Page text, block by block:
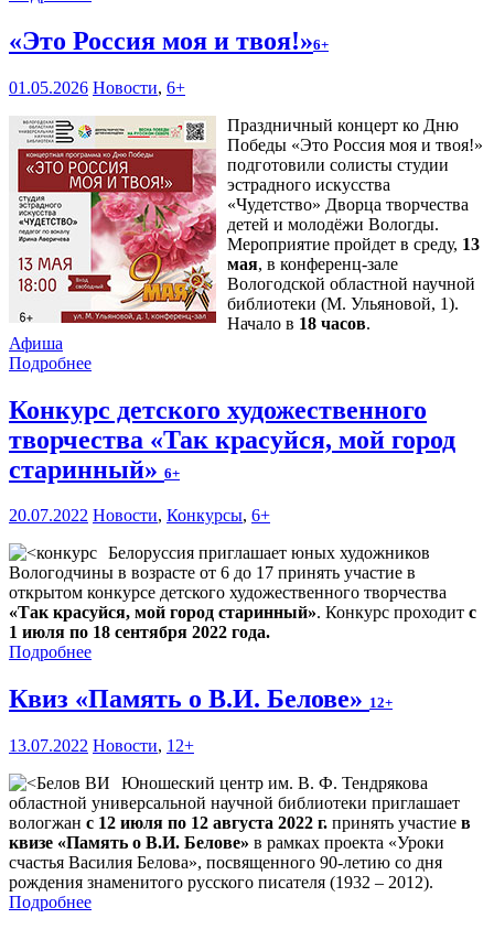
«Это Россия моя и твоя!»6+
01.05.2026 Новости, 6+
Праздничный концерт ко Дню
Победы «Это Россия моя и твоя!»
подготовили солисты студии
эстрадного искусства
«Чудетство» Дворца творчества
детей и молодёжи Вологды.
Мероприятие пройдет в среду, 13
мая, в конференц-зале
Вологодской областной научной
библиотеки (М. Ульяновой, 1).
Начало в 18 часов.
Афиша
Подробнее
Конкурс детского художественного
творчества «Так красуйся, мой город
старинный» 6+
20.07.2022 Новости, Конкурсы, 6+
Белоруссия приглашает юных художников
Вологодчины в возрасте от 6 до 17 принять участие в
открытом конкурсе детского художественного творчества
«Так красуйся, мой город старинный». Конкурс проходит с
1 июля по 18 сентября 2022 года.
Подробнее
Квиз «Память о В.И. Белове» 12+
13.07.2022 Новости, 12+
Юношеский центр им. В. Ф. Тендрякова
областной универсальной научной библиотеки приглашает
вологжан с 12 июля по 12 августа 2022 г. принять участие в
квизе «Память о В.И. Белове» в рамках проекта «Уроки
счастья Василия Белова», посвященного 90-летию со дня
рождения знаменитого русского писателя (1932 – 2012).
Подробнее